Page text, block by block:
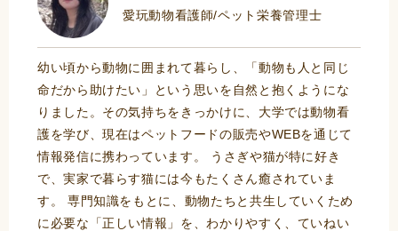
愛玩動物看護師/ペット栄養管理士
幼い頃から動物に囲まれて暮らし、「動物も人と同じ
命だから助けたい」という思いを自然と抱くようにな
りました。その気持ちをきっかけに、大学では動物看
護を学び、現在はペットフードの販売やWEBを通じて
情報発信に携わっています。 うさぎや猫が特に好き
で、実家で暮らす猫には今もたくさん癒されていま
す。 専門知識をもとに、動物たちと共生していくため
に必要な「正しい情報」を、わかりやすく、ていねい